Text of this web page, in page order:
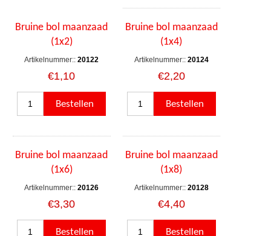
Bruine bol maanzaad
(1x2)
Artikelnummer:: 20122
€1,10
Bruine bol maanzaad
(1x4)
Artikelnummer:: 20124
€2,20
Bruine bol maanzaad
(1x6)
Artikelnummer:: 20126
€3,30
Bruine bol maanzaad
(1x8)
Artikelnummer:: 20128
€4,40